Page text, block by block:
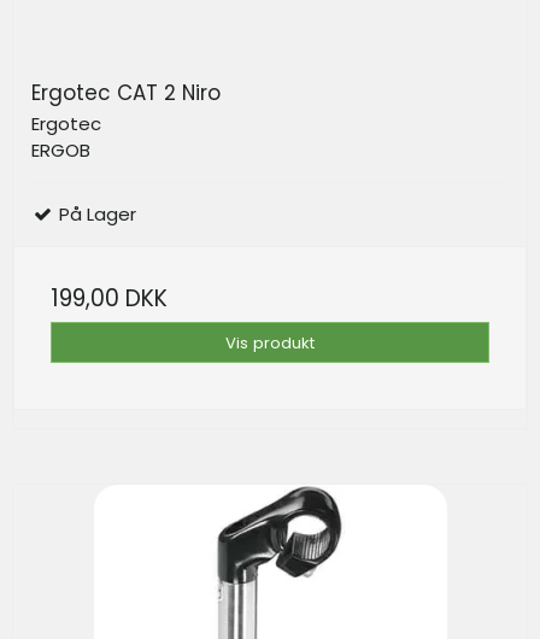
Ergotec CAT 2 Niro
Ergotec
ERGOB
På Lager
199,00 DKK
Vis produkt